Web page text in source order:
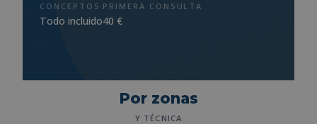
CONCEPTOS
Todo incluido
PRIMERA CONSULTA
40 €
Por zonas
Y TÉCNICA